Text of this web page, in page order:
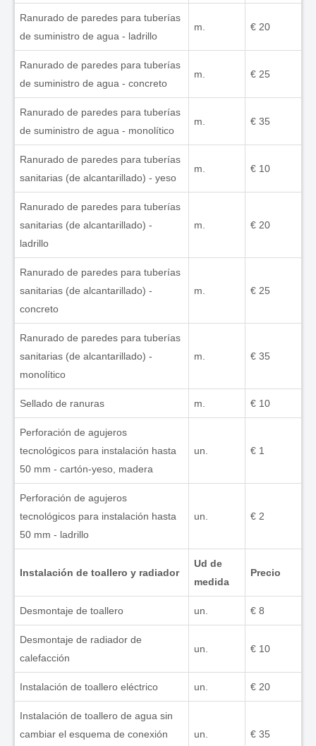
Ranurado de paredes para tuberías
de suministro de agua - ladrillo
m. € 20
Ranurado de paredes para tuberías
de suministro de agua - concreto
m. € 25
Ranurado de paredes para tuberías
de suministro de agua - monolítico
m. € 35
Ranurado de paredes para tuberías
sanitarias (de alcantarillado) - yeso
m. € 10
Ranurado de paredes para tuberías
sanitarias (de alcantarillado) -
ladrillo
m. € 20
Ranurado de paredes para tuberías
sanitarias (de alcantarillado) -
concreto
m. € 25
Ranurado de paredes para tuberías
sanitarias (de alcantarillado) -
monolítico
m. € 35
Sellado de ranuras m. € 10
Perforación de agujeros
tecnológicos para instalación hasta
50 mm - cartón-yeso, madera
un. € 1
Perforación de agujeros
tecnológicos para instalación hasta
50 mm - ladrillo
un. € 2
Instalación de toallero y radiador
Ud de
medida
Precio
Desmontaje de toallero un. € 8
Desmontaje de radiador de
calefacción
un. € 10
Instalación de toallero eléctrico un. € 20
Instalación de toallero de agua sin
cambiar el esquema de conexión
un. € 35